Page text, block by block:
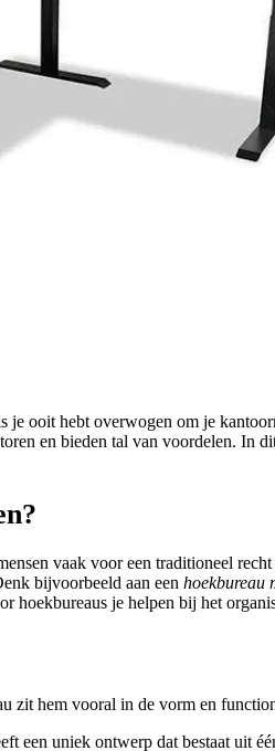
je ooit hebt overwogen om je
en bieden tal van voordelen.
vaak voor een traditioneel
bijvoorbeeld aan een hoekbureau
hoekbureaus je helpen bij het
zit hem vooral in de vorm en
een uniek ontwerp dat bestaat uit